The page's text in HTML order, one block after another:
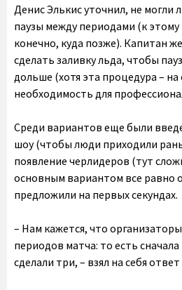
Денис Элькис уточнил, не могли
паузы между периодами (к
конечно, куда позже). Капитан
сделать заливку льда, чтобы
дольше (хотя эта процедура – на
необходимость для
Среди вариантов еще были
шоу (чтобы люди приходили
появление черлидеров (тут
основным вариантом все равно
предложили на первых секундах.
– Нам кажется, что
периодов матча: то есть
сделали три, – взял на себя